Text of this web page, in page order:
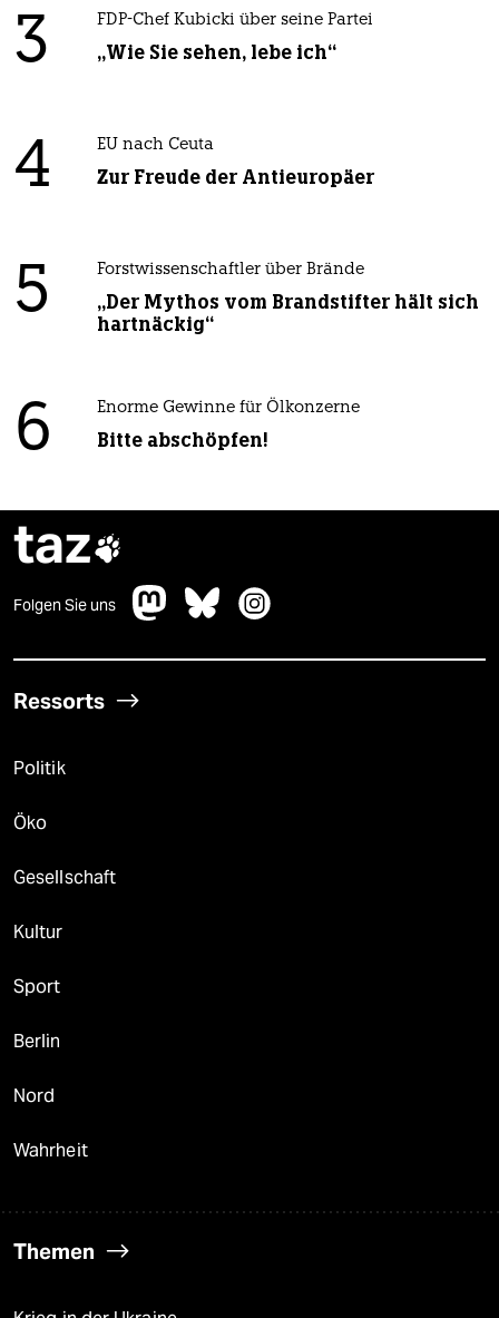
3 FDP-Chef Kubicki über seine Partei
„Wie Sie sehen, lebe ich“
4 EU nach Ceuta
Zur Freude der Antieuropäer
5 Forstwissenschaftler über Brände
„Der Mythos vom Brandstifter hält sich
hartnäckig“
6 Enorme Gewinne für Ölkonzerne
Bitte abschöpfen!
taz
Folgen Sie uns
Ressorts
Politik
Öko
Gesellschaft
Kultur
Sport
Berlin
Nord
Wahrheit
Themen